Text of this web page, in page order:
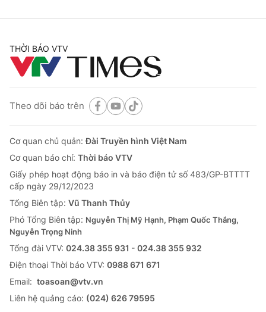
THỜI BÁO VTV
Theo dõi báo trên
Cơ quan chủ quản:Đài Truyền hình Việt Nam
Cơ quan báo chí: Thời báo VTV
Giấy phép hoạt động báo in và báo điện tử số 483/GP-BTTTT
cấp ngày 29/12/2023
Tổng Biên tập: Vũ Thanh Thủy
Phó Tổng Biên tập: Nguyễn Thị Mỹ Hạnh, Phạm Quốc Thắng,
Nguyễn Trọng Ninh
Tổng đài VTV: 024.38 355 931 - 024.38 355 932
Ðiện thoại Thời báo VTV: 0988 671 671
Email: toasoan@vtv.vn
Liên hệ quảng cáo: (024) 626 79595